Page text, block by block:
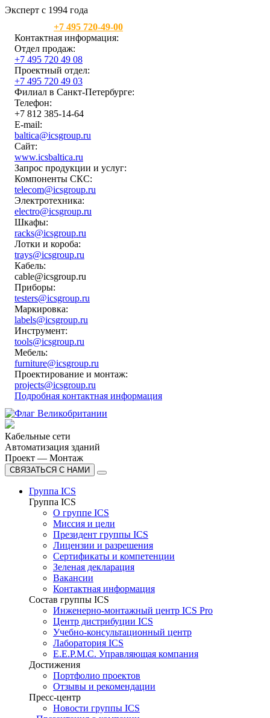
Эксперт с 1994 года
+7 495 720-49-00
Контактная информация:
Отдел продаж:
+7 495 720 49 08
Проектный отдел:
+7 495 720 49 03
Филиал в Санкт-Петербурге:
Телефон:
+7 812 385-14-64
E-mail:
baltica@icsgroup.ru
Сайт:
www.icsbaltica.ru
Запрос продукции и услуг:
Компоненты СКС:
telecom@icsgroup.ru
Электротехника:
electro@icsgroup.ru
Шкафы:
racks@icsgroup.ru
Лотки и короба:
trays@icsgroup.ru
Кабель:
cable@icsgroup.ru
Приборы:
testers@icsgroup.ru
Маркировка:
labels@icsgroup.ru
Инструмент:
tools@icsgroup.ru
Мебель:
furniture@icsgroup.ru
Проектирование и монтаж:
projects@icsgroup.ru
Подробная контактная информация
Кабельные сети
Автоматизация зданий
Проект — Монтаж
СВЯЗАТЬСЯ С НАМИ
Группа ICS
Группа ICS
О группе ICS
Миссия и цели
Президент группы ICS
Лицензии и разрешения
Сертификаты и компетенции
Зеленая декларация
Вакансии
Контактная информация
Состав группы ICS
Инженерно-монтажный центр ICS Pro
Центр дистрибуции ICS
Учебно-консультационный центр
Лаборатория ICS
E.E.P.M.C. Управляющая компания
Достижения
Портфолио проектов
Отзывы и рекомендации
Пресс-центр
Новости группы ICS